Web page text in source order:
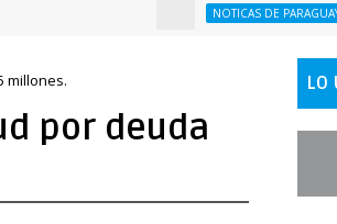
NOTICAS DE PARAGUAY
millones.
por deuda
LO